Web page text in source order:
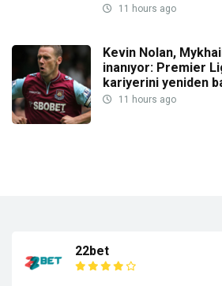
11 hours ago
Kevin Nolan,
inanıyor: Premier
kariyerini yeniden
11 hours ago
22bet